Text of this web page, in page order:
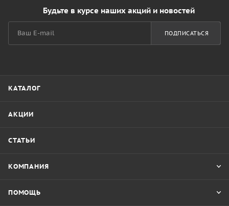
Будьте в курсе наших акций и новостей
ПОДПИСАТЬСЯ
КАТАЛОГ
АКЦИИ
СТАТЬИ
КОМПАНИЯ
ПОМОЩЬ